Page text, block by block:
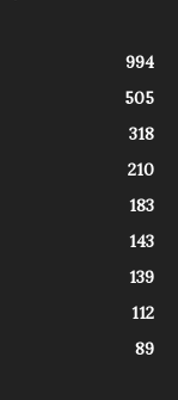
994
505
318
210
183
143
139
112
89